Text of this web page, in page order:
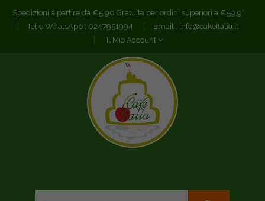
Spedizioni a partire da €5,90 Gratuita per ordini superiori a €59,9*
Tel e WhatsApp : 0247951994 Email : info@cakeitalia.it
Il Mio Account